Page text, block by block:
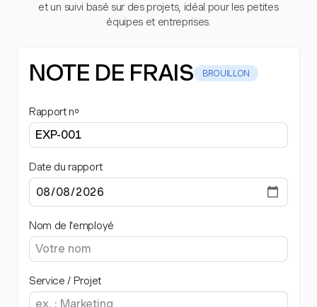
et un suivi basé sur des projets, idéal pour les petites
équipes et entreprises.
NOTE DE FRAIS BROUILLON
Rapport nº
Date du rapport
Nom de l'employé
Service / Projet